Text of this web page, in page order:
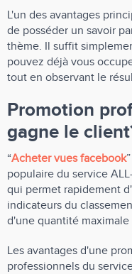
L'un des avantages
de posséder un savoir
thème. Il suffit
pouvez déjà vous
tout en observant le
Promotion
gagne le
“Acheter vues facebook
populaire du service
qui permet rapidement
indicateurs du
d'une quantité
Les avantages d'une
professionnels du